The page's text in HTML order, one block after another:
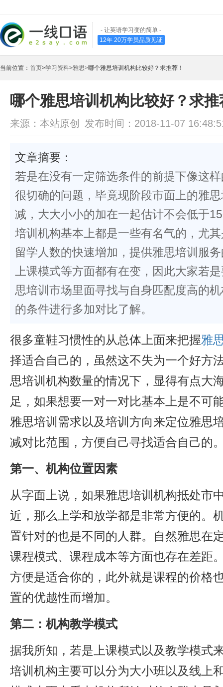
- 让英语学习变的简单 -
12年 20万学员品质见证
当前位置： 首页>学习资料>雅思>哪个雅思培训机构比较好？求推荐！
哪个雅思培训机构比较好？求推
来源：本站原创 发布时间：2018-11-07
文章摘要：
若是在没有一定筛选条件的前提下像这
很切确的问题，毕竟现阶段市面上的雅
减，大大小小的加在一起估计不会低于
培训机构基本上都是一些有名气的，尤
留学人数的快速增加，提供雅思培训服
上课模式等方面都有在变，因此大家若
思培训市场里面寻找与自身匹配度高的
的条件进行多加对比了解。
很多童鞋习惯性的从总体上面来把握雅
择适合自己的，虽然这不失为一个好方
思培训机构数量的情况下，显得有点大
足，如果想要一对一对比基本上是不可
雅思培训需求以及培训方向来定位雅思
减对比范围，方便自己寻找适合自己的
第一、机构位置因素
从字面上说，如果雅思培训机构抵处市
近，那么上学和放学都是非常方便的。
置针对的也是不同的人群。自然雅思在
课程模式、课程成本等方面也存在差距
方便是适合你的，此外就是课程的价格
置的优越性而增加。
第二：机构教学模式
据我所知，若是上课模式以及教学模式
培训机构主要可以分为大小班以及线上